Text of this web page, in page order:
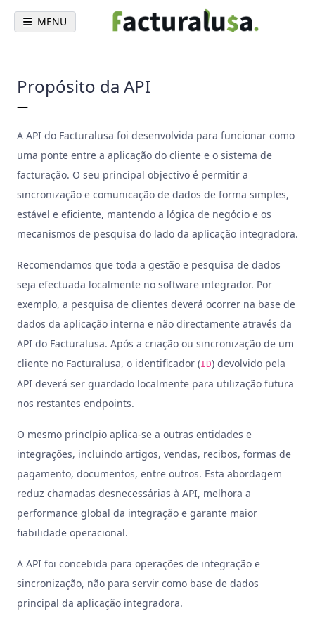
MENU
Propósito da API
—
A API do Facturalusa foi desenvolvida para funcionar como
uma ponte entre a aplicação do cliente e o sistema de
facturação. O seu principal objectivo é permitir a
sincronização e comunicação de dados de forma simples,
estável e eficiente, mantendo a lógica de negócio e os
mecanismos de pesquisa do lado da aplicação integradora.
Recomendamos que toda a gestão e pesquisa de dados
seja efectuada localmente no software integrador. Por
exemplo, a pesquisa de clientes deverá ocorrer na base de
dados da aplicação interna e não directamente através da
API do Facturalusa. Após a criação ou sincronização de um
cliente no Facturalusa, o identificador (ID) devolvido pela
API deverá ser guardado localmente para utilização futura
nos restantes endpoints.
O mesmo princípio aplica-se a outras entidades e
integrações, incluindo artigos, vendas, recibos, formas de
pagamento, documentos, entre outros. Esta abordagem
reduz chamadas desnecessárias à API, melhora a
performance global da integração e garante maior
fiabilidade operacional.
A API foi concebida para operações de integração e
sincronização, não para servir como base de dados
principal da aplicação integradora.